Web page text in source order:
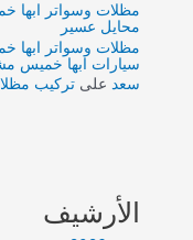
مظلات وسواتر ابها
محايل عسير
مظلات وسواتر ابها
سيارات ابها خميس
سعد علىتركيب
الأرشيف